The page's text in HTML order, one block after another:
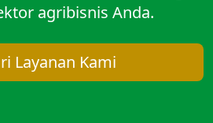
agribisnis Anda.
Layanan Kami